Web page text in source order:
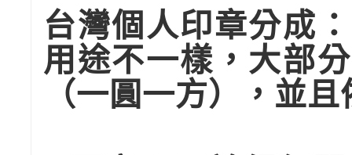
台灣個人印章分成
用途不一樣，大部
（一圓一方），並